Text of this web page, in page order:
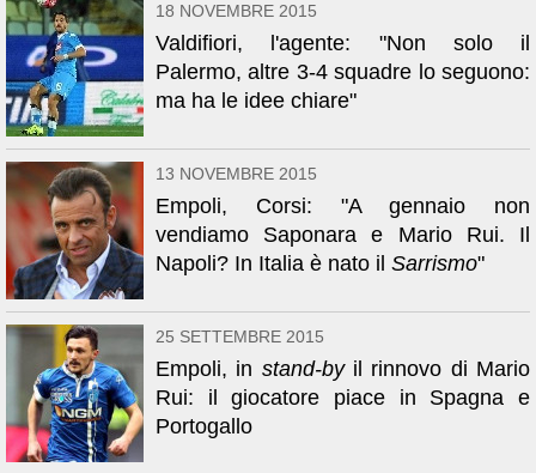
18 NOVEMBRE 2015
Valdifiori, l'agente: "Non solo il
Palermo, altre 3-4 squadre lo seguono:
ma ha le idee chiare"
13 NOVEMBRE 2015
Empoli, Corsi: "A gennaio non
vendiamo Saponara e Mario Rui. Il
Napoli? In Italia è nato il Sarrismo"
25 SETTEMBRE 2015
Empoli, in stand-byil rinnovo di Mario
Rui: il giocatore piace in Spagna e
Portogallo